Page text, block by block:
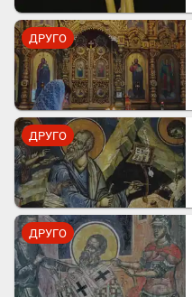
ДРУГО
ДРУГО
ДРУГО